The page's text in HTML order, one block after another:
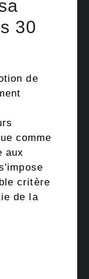
30
de
comme
aux
critère
de la